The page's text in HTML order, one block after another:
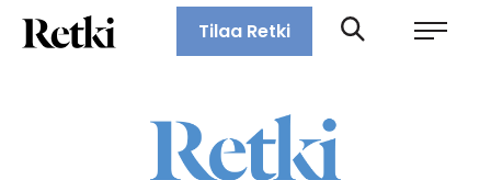
Siirry
suoraan
Retki-lehti
Tilaa Retki